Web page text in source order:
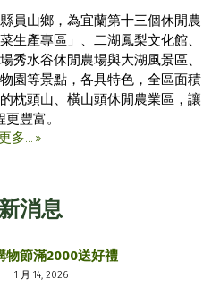
員山鄉，為宜蘭第十三個休閒農
生產專區」、二湖鳳梨文化館、
秀水谷休閒農場與大湖風景區、
園等景點，各具特色，全區面積
枕頭山、橫山頭休閒農業區，讓
豐富。
多...
消息
物節滿2000送好禮
1 月 14, 2026